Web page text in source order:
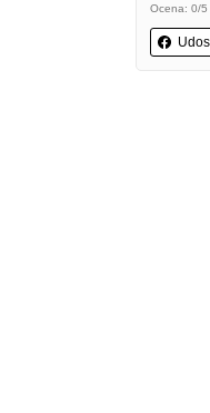
Ocena: 0/5